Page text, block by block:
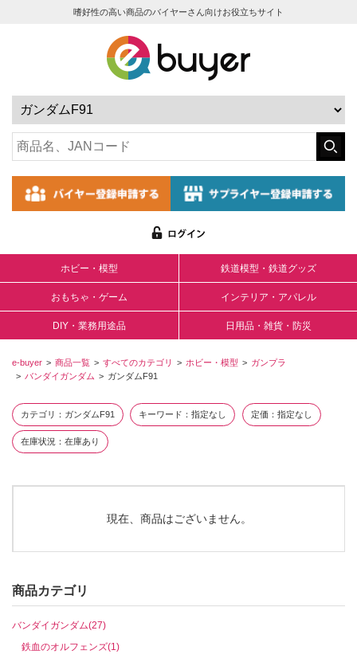
嗜好性の高い商品のバイヤーさん向けお役立ちサイト
ホビー・模型 鉄道模型・鉄道グッズ
おもちゃ・ゲーム インテリア・アパレル
DIY・業務用途品 日用品・雑貨・防災
e-buyer 商品一覧 すべてのカテゴリ ホビー・模型
ガンプラ
バンダイガンダム
ガンダムF91
カテゴリ ガンダムF91 キーワード 指定なし 定価 指定なし
在庫状況 在庫あり
現在、商品はございません。
商品カテゴリ
バンダイガンダム(27)
鉄血のオルフェンズ(1)